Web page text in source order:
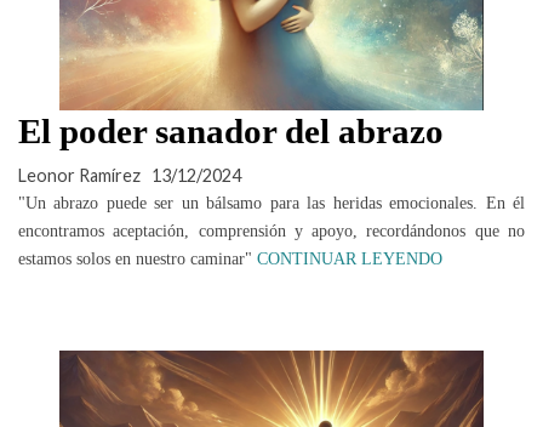
El poder sanador del abrazo
Leonor Ramírez 13/12/2024
"Un abrazo puede ser un bálsamo para las heridas emocionales. En él
encontramos aceptación, comprensión y apoyo, recordándonos que no
estamos solos en nuestro caminar" CONTINUAR LEYENDO